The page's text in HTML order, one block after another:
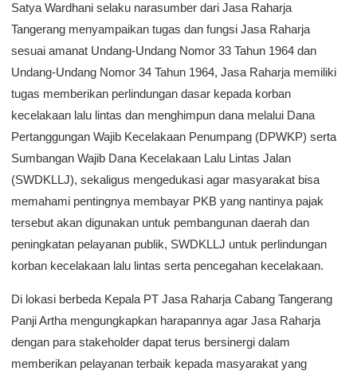
Satya Wardhani selaku narasumber dari Jasa Raharja
Tangerang menyampaikan tugas dan fungsi Jasa Raharja
sesuai amanat Undang-Undang Nomor 33 Tahun 1964 dan
Undang-Undang Nomor 34 Tahun 1964, Jasa Raharja memiliki
tugas memberikan perlindungan dasar kepada korban
kecelakaan lalu lintas dan menghimpun dana melalui Dana
Pertanggungan Wajib Kecelakaan Penumpang (DPWKP) serta
Sumbangan Wajib Dana Kecelakaan Lalu Lintas Jalan
(SWDKLLJ), sekaligus mengedukasi agar masyarakat bisa
memahami pentingnya membayar PKB yang nantinya pajak
tersebut akan digunakan untuk pembangunan daerah dan
peningkatan pelayanan publik, SWDKLLJ untuk perlindungan
korban kecelakaan lalu lintas serta pencegahan kecelakaan.
Di lokasi berbeda Kepala PT Jasa Raharja Cabang Tangerang
Panji Artha mengungkapkan harapannya agar Jasa Raharja
dengan para stakeholder dapat terus bersinergi dalam
memberikan pelayanan terbaik kepada masyarakat yang